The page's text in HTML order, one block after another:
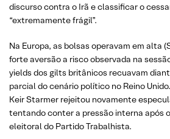
discurso contra o Irã e classificar o
“extremamente frágil”.
Na Europa, as bolsas operavam em alta
forte aversão a risco observada na
yields dos gilts britânicos recuavam
parcial do cenário político no Reino
Keir Starmer rejeitou novamente
tentando conter a pressão interna após
eleitoral do Partido Trabalhista.